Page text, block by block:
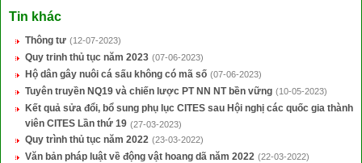
Tin khác
Thông tư (12-07-2023)
Quy trinh thủ tục năm 2023 (07-06-2023)
Hộ dân gây nuôi cá sấu không có mã số (07-06-2023)
Tuyên truyền NQ19 và chiến lược PT NN NT bền vững (10-05-2023)
Kết quả sửa đổi, bổ sung phụ lục CITES sau Hội nghị các quốc gia thành
viên CITES Lần thứ 19 (27-03-2023)
Quy trình thủ tục năm 2022 (23-03-2022)
Văn bản pháp luật về động vật hoang dã năm 2022 (22-03-2022)